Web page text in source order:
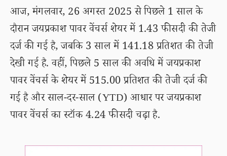
आज, मंगलवार, 26 अगस्त 2025 से पिछले 1 साल के
दौरान जयप्रकाश पावर वेंचर्स शेयर में 1.43 फीसदी की तेजी
दर्ज की गई है, जबकि 3 साल में 141.18 प्रतिशत की तेजी
देखी गई है. वहीं, पिछले 5 साल की अवधि में जयप्रकाश
पावर वेंचर्स के शेयर में 515.00 प्रतिशत की तेजी दर्ज की
गई है और साल-दर-साल (YTD) आधार पर जयप्रकाश
पावर वेंचर्स का स्टॉक 4.24 फीसदी चढ़ा है.